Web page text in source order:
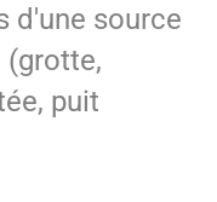
d'une source
(grotte,
puit